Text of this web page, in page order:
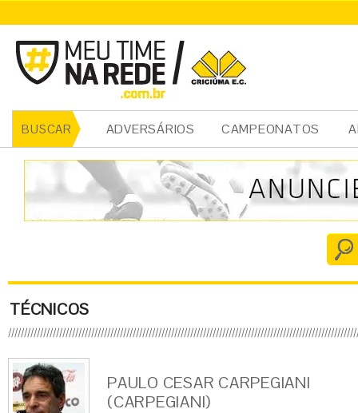
BUSCAR ADVERSÁRIOS CAMPEONATOS
TÉCNICOS
PAULO CESAR CARPEGIANI
(CARPEGIANI)